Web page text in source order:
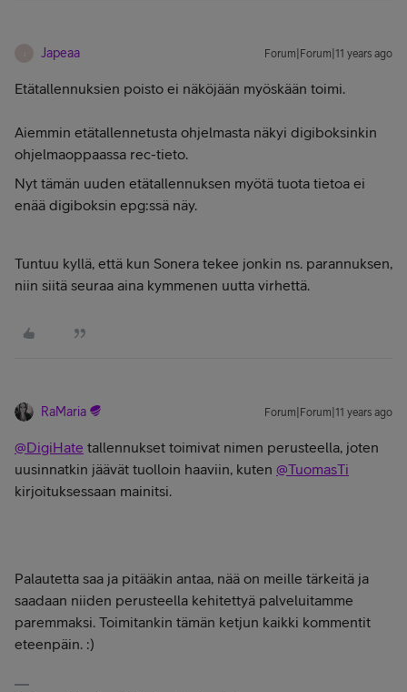
Japeaa Forum|Forum|11 years ago
Etätallennuksien poisto ei näköjään myöskään toimi.
Aiemmin etätallennetusta ohjelmasta näkyi digiboksinkin
ohjelmaoppaassa rec-tieto.
Nyt tämän uuden etätallennuksen myötä tuota tietoa ei
enää digiboksin epg:ssä näy.
Tuntuu kyllä, että kun Sonera tekee jonkin ns. parannuksen,
niin siitä seuraa aina kymmenen uutta virhettä.
RaMaria Forum|Forum|11 years ago
@DigiHate tallennukset toimivat nimen perusteella, joten
uusinnatkin jäävät tuolloin haaviin, kuten @TuomasTi
kirjoituksessaan mainitsi.
Palautetta saa ja pitääkin antaa, nää on meille tärkeitä ja
saadaan niiden perusteella kehitettyä palveluitamme
paremmaksi. Toimitankin tämän ketjun kaikki kommentit
eteenpäin. :)